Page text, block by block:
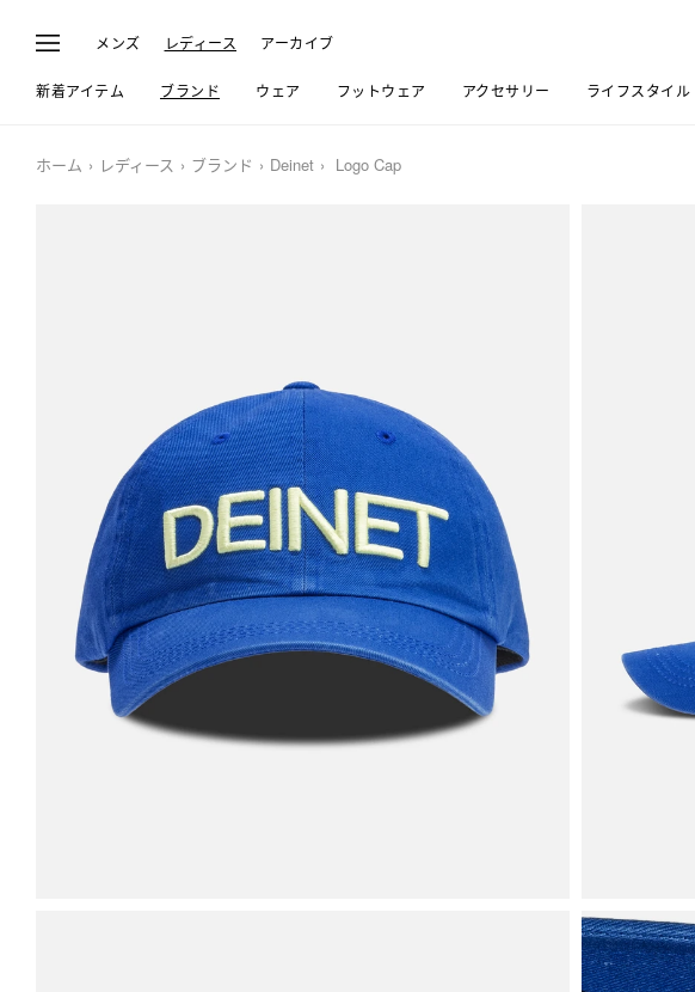
メンズ レディース アーカイブ
新着アイテム ブランド ウェア フットウェア アクセサリー ライフスタイル
ホーム レディース ブランド Deinet Logo Cap